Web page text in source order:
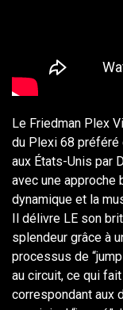
Le Friedman Plex
du Plexi 68 préféré
aux États-Unis par
avec une approche
dynamique et la
Il délivre LE son
splendeur grâce à
processus de
au circuit, ce qui
correspondant aux